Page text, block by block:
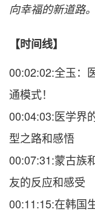
向幸福的新道路。
【时间线】
00:02:02:全玉：
通模式！
00:04:03:医学界
型之路和感悟
00:07:31:蒙古族
友的反应和感受
00:11:15:在韩国